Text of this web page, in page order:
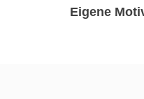
Eigene